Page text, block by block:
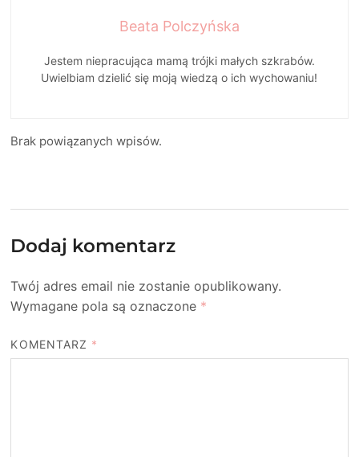
Beata Polczyńska
Jestem niepracująca mamą trójki małych szkrabów.
Uwielbiam dzielić się moją wiedzą o ich wychowaniu!
Brak powiązanych wpisów.
Dodaj komentarz
Twój adres email nie zostanie opublikowany.
Wymagane pola są oznaczone *
KOMENTARZ *